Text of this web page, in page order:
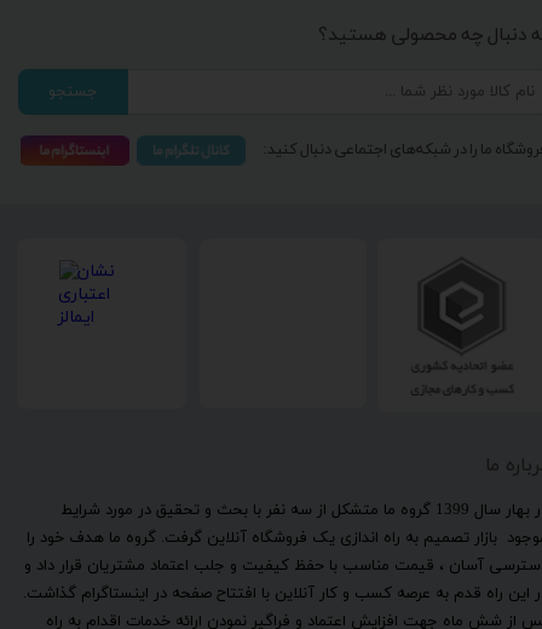
ما
​در بهار سال 1399 گروه ما متشکل از سه نفر با بحث و تحقیق در مورد شرایط
بازار تصمیم به راه اندازی یک فروشگاه آنلاین گرفت. گروه ما هدف خود را
آسان ، قیمت مناسب با حفظ کیفیت و جلب اعتماد مشتریان قرار داد و
این راه قدم به عرصه کسب و کار آنلاین با افتتاح صفحه در اینستاگرام گذاشت.
از شش ماه جهت افزایش اعتماد و فراگیر نمودن ارائه خدمات اقدام به راه
دنبال چه محصولی هستید؟
جستجو
ما را در شبکه‌های اجتماعی دنبال کنید: